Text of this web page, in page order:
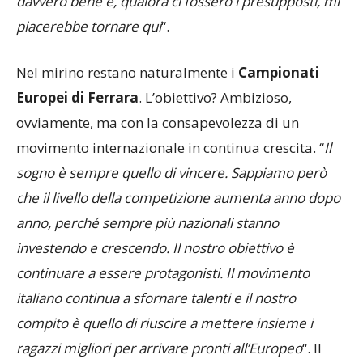
Europei di Ferrara . L’obiettivo? Ambizioso,
ovviamente, ma con la consapevolezza di un
movimento internazionale in continua crescita. “
sogno è sempre quello di vincere. Sappiamo però
che il livello della competizione aumenta anno dopo
anno, perché sempre più nazionali stanno
investendo e crescendo. Il nostro obiettivo è
continuare a essere protagonisti. Il movimento
italiano continua a sfornare talenti e il nostro
compito è quello di riuscire a mettere insieme i
ragazzi migliori per arrivare pronti all’Europeo“. Il
conto alla rovescia verso Ferrara è quindi